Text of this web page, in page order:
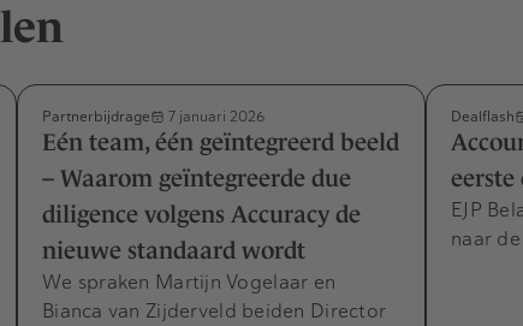
Partnerbijdrage 7 januari 2026
Eén team, één geïntegreerd beeld
– Waarom geïntegreerde due
diligence volgens Accuracy de
nieuwe standaard wordt
We spraken Martijn Vogelaar en
Bianca van Zijderveld beiden Director
Dealflash
eerste
EJP
naar